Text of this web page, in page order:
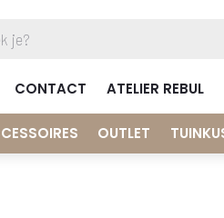
CONTACT ATELIER REBUL
OUTLET